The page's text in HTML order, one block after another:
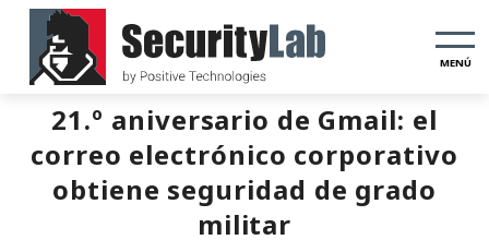
MENÚ
21.º aniversario de Gmail: el
correo electrónico corporativo
obtiene seguridad de grado
militar